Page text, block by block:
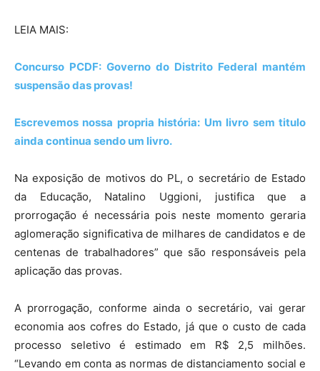
LEIA MAIS:
Concurso PCDF: Governo do Distrito Federal mantém
suspensão das provas!
Escrevemos nossa propria história: Um livro sem titulo
ainda continua sendo um livro.
Na exposição de motivos do PL, o secretário de Estado
da Educação, Natalino Uggioni, justifica que a
prorrogação é necessária pois neste momento geraria
aglomeração significativa de milhares de candidatos e de
centenas de trabalhadores” que são responsáveis pela
aplicação das provas.
A prorrogação, conforme ainda o secretário, vai gerar
economia aos cofres do Estado, já que o custo de cada
processo seletivo é estimado em R$ 2,5 milhões.
“Levando em conta as normas de distanciamento social e